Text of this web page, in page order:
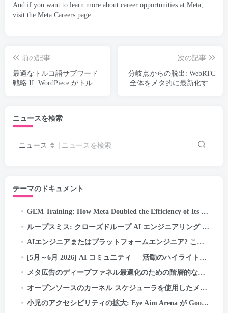
And if you want to learn more about career opportunities at Meta,
visit the Meta Careers page.
前の記事
最適なトルコ語サブワード
戦略 II: WordPiece がトルコ
次の記事
分岐点からの脱出: WebRTC
全体をメタ的に最新化する
ニュースを検索
ニュース ニュースを検索
テーマのドキュメント
GEM Training: How Meta Doubled the Efficiency of Its LLM-Scale Ads Foundation Model
ループスミス: クローズドループ AI エンジニアリング — 自己修正パイプラインの自律/目標実行…
AIエンジニアまたはプラットフォームエンジニア? この紛らわしい新しい役職問題を誰も説明していない (2026 ガイド)
[5月～6月 2026] AI コミュニティ — 活動のハイライトと成果
メタ広告のディープファネル最適化のための階層的な関心表現の探求
オープンソースのカーネル スケジューラを使用したメタ広告サービスの最新化
小児のアクセシビリティの拡大: Eye Aim Arena が Google WebAI エコシステムを活用する方法- LiteRT.js